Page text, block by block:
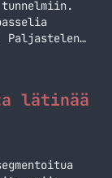
Paljastelen
tässä
lätinää